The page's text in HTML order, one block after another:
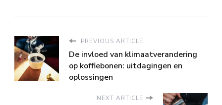
PREVIOUS ARTICLE
De invloed van klimaatverandering
op koffiebonen: uitdagingen en
oplossingen
NEXT ARTICLE